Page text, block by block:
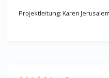
Projektleitung: Karen